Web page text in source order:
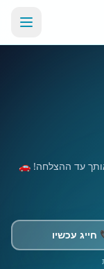
אותך עד ההצלחה! 🚗
חייג עכשיו